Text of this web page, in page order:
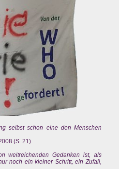
selbst schon eine den Menschen
(S. 21)
weitreichenden Gedanken ist, als
noch ein kleiner Schritt, ein Zufall,